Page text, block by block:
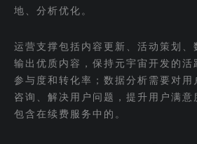
地、分析优化。
运营支撑包括内容更新、活动策划
输出优质内容，保持元宇宙开发的
参与度和转化率；数据分析需要对
咨询、解决用户问题，提升用户满
包含在续费服务中的。